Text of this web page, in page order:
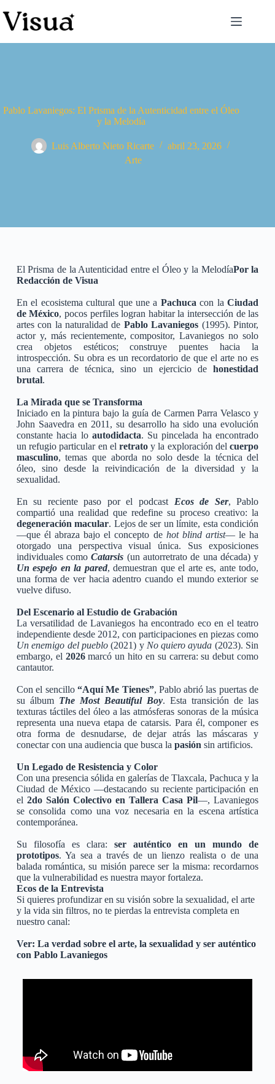
Pablo Lavaniegos: El Prisma de la Autenticidad entre el Óleo
y la Melodía
Luis Alberto Nieto Ricarte
abril 23, 2026
Arte
El Prisma de la Autenticidad entre el Óleo y la MelodíaPor la
Redacción de Visua
En el ecosistema cultural que une a Pachuca con laCiudad
de México, pocos perfiles logran habitar la intersección de las
artes con la naturalidad de Pablo Lavaniegos (1995). Pintor,
actor y, más recientemente, compositor, Lavaniegos no solo
crea objetos estéticos; construye puentes hacia la
introspección. Su obra es un recordatorio de que el arte no es
una carrera de técnica, sino un ejercicio dehonestidad
brutal.
La Mirada que se Transforma
Iniciado en la pintura bajo la guía de Carmen Parra Velasco y
John Saavedra en 2011, su desarrollo ha sido una evolución
constante hacia lo autodidacta. Su pincelada ha encontrado
un refugio particular en el retrato y la exploración delcuerpo
masculino, temas que aborda no solo desde la técnica del
óleo, sino desde la reivindicación de la diversidad y la
sexualidad.
En su reciente paso por el podcast Ecos de Ser, Pablo
compartió una realidad que redefine su proceso creativo: la
degeneración macular. Lejos de ser un límite, esta condición
—que él abraza bajo el concepto de hot blind artist— le ha
otorgado una perspectiva visual única. Sus exposiciones
individuales comoCatarsis (un autorretrato de una década) y
Un espejo en la pared, demuestran que el arte es, ante todo,
una forma de ver hacia adentro cuando el mundo exterior se
vuelve difuso.
Del Escenario al Estudio de Grabación
La versatilidad de Lavaniegos ha encontrado eco en el teatro
independiente desde 2012, con participaciones en piezas como
Un enemigo del pueblo(2021) y No quiero ayuda (2023). Sin
embargo, el 2026marcó un hito en su carrera: su debut como
cantautor.
Con el sencillo “Aquí Me Tienes”, Pablo abrió las puertas de
su álbum The Most Beautiful Boy. Esta transición de las
texturas táctiles del óleo a las atmósferas sonoras de la música
representa una nueva etapa de catarsis. Para él, componer es
otra forma de desnudarse, de dejar atrás las máscaras y
conectar con una audiencia que busca la pasión sin artificios.
Un Legado de Resistencia y Color
Con una presencia sólida en galerías de Tlaxcala, Pachuca y la
Ciudad de México —destacando su reciente participación en
el 2do Salón Colectivo en Tallera Casa Pil—, Lavaniegos
se consolida como una voz necesaria en la escena artística
contemporánea.
Su filosofía es clara: ser auténtico en un mundo de
prototipos. Ya sea a través de un lienzo realista o de una
balada romántica, su misión parece ser la misma: recordarnos
que la vulnerabilidad es nuestra mayor fortaleza.
Ecos de la Entrevista
Si quieres profundizar en su visión sobre la sexualidad, el arte
y la vida sin filtros, no te pierdas la entrevista completa en
nuestro canal:
Ver: La verdad sobre el arte, la sexualidad y ser auténtico
con Pablo Lavaniegos